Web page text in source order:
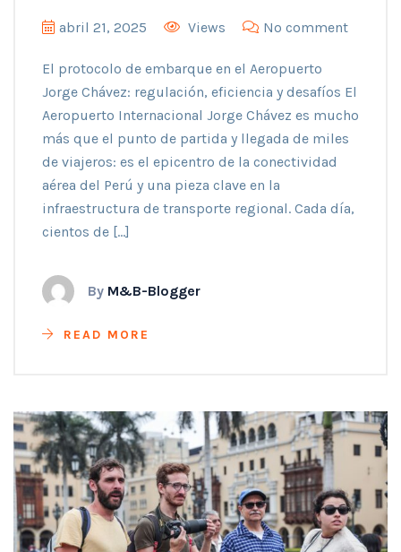
abril 21, 2025 Views No comment
El protocolo de embarque en el Aeropuerto
Jorge Chávez: regulación, eficiencia y desafíos El
Aeropuerto Internacional Jorge Chávez es mucho
más que el punto de partida y llegada de miles
de viajeros: es el epicentro de la conectividad
aérea del Perú y una pieza clave en la
infraestructura de transporte regional. Cada día,
cientos de […]
By M&B-Blogger
READ MORE